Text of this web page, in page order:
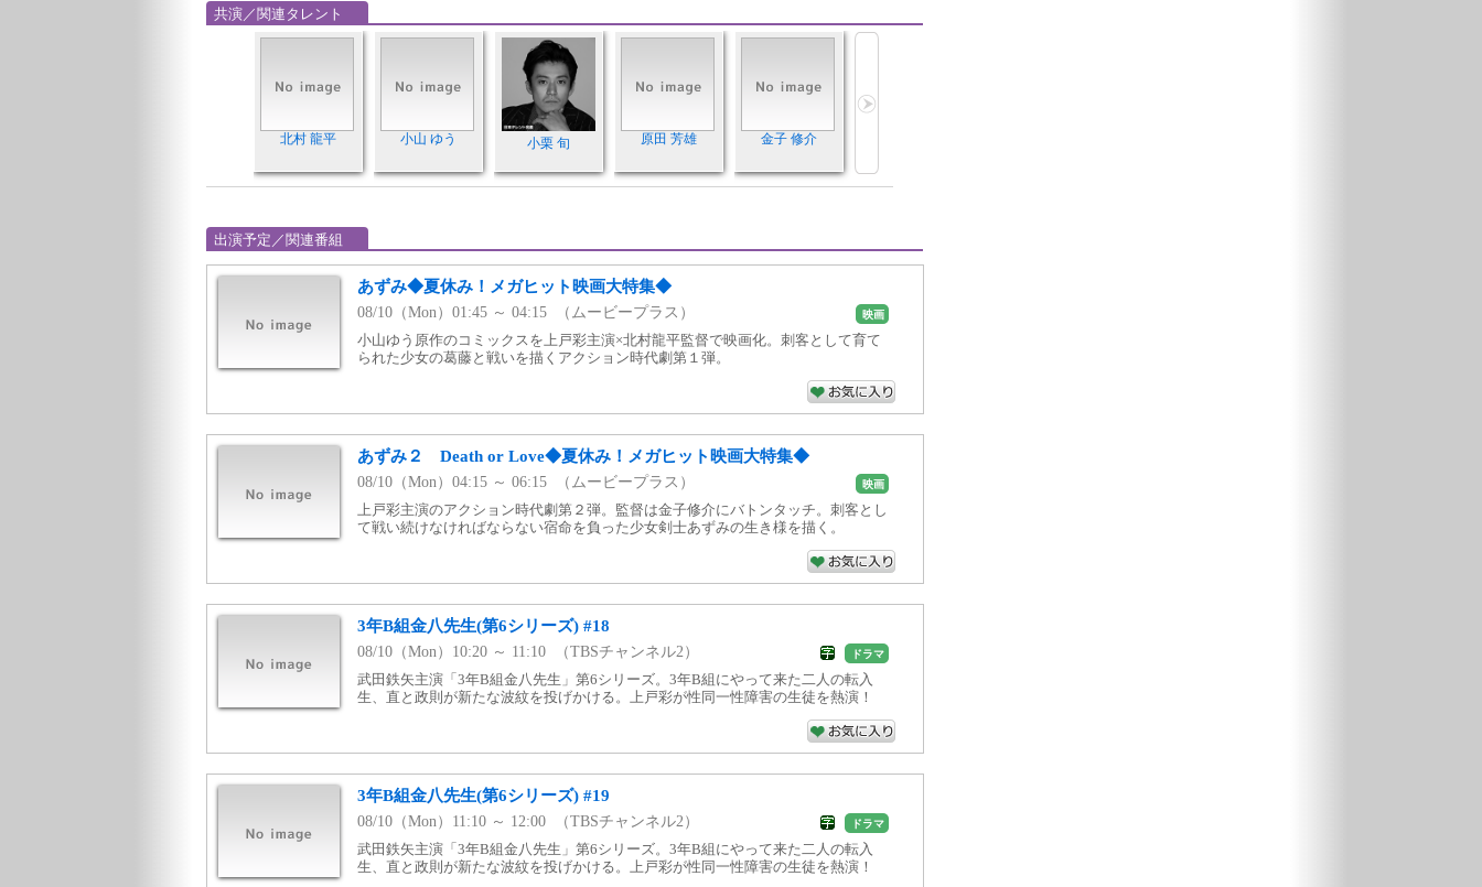
共演／関連タレント
北村 龍平 小山 ゆう 小栗 旬 原田 芳雄 金子 修介
出演予定／関連番組
あずみ◆夏休み！メガヒット映画大特集◆
08/10（Mon）01:45 ～ 04:15 （ムービープラス） 映画
小山ゆう原作のコミックスを上戸彩主演×北村龍平監督で映画化。刺客として育て
られた少女の葛藤と戦いを描くアクション時代劇第１弾。
あずみ２ Death or Love◆夏休み！メガヒット映画大特集◆
08/10（Mon）04:15 ～ 06:15 （ムービープラス） 映画
上戸彩主演のアクション時代劇第２弾。監督は金子修介にバトンタッチ。刺客とし
て戦い続けなければならない宿命を負った少女剣士あずみの生き様を描く。
3年B組金八先生(第6シリーズ) #18
08/10（Mon）10:20 ～ 11:10 （TBSチャンネル2） ドラマ
武田鉄矢主演「3年B組金八先生」第6シリーズ。3年B組にやって来た二人の転入
生、直と政則が新たな波紋を投げかける。上戸彩が性同一性障害の生徒を熱演！
3年B組金八先生(第6シリーズ) #19
08/10（Mon）11:10 ～ 12:00 （TBSチャンネル2） ドラマ
武田鉄矢主演「3年B組金八先生」第6シリーズ。3年B組にやって来た二人の転入
生、直と政則が新たな波紋を投げかける。上戸彩が性同一性障害の生徒を熱演！